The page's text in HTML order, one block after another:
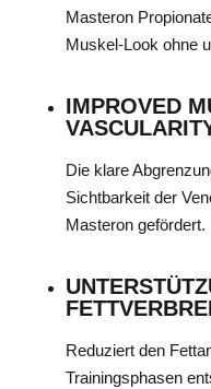
Masteron
Muskel-Look ohne
IMPROVED
Die klare
Sichtbarkeit der
Masteron gefördert.
Reduziert den
Trainingsphasen